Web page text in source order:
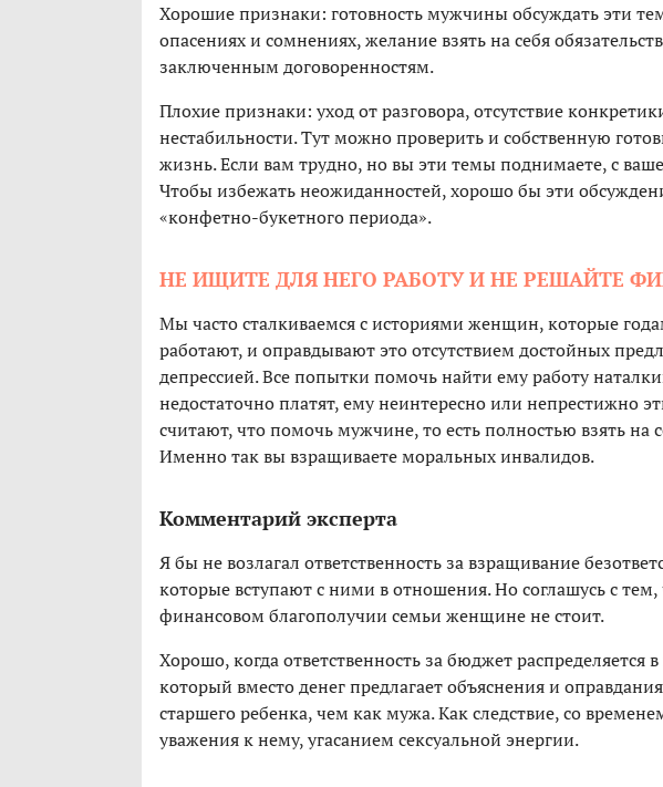
Хорошие признаки: готовность мужчины обсуждать эти
опасениях и сомнениях, желание взять на себя
заключенным договоренностям.
Плохие признаки: уход от разговора, отсутствие
нестабильности. Тут можно проверить и собственную
жизнь. Если вам трудно, но вы эти темы поднимаете, с
Чтобы избежать неожиданностей, хорошо бы эти
«конфетно-букетного периода».
НЕ ИЩИТЕ ДЛЯ НЕГО РАБОТУ И НЕ РЕШАЙТЕ
Мы часто сталкиваемся с историями женщин, которые
работают, и оправдывают это отсутствием достойных
депрессией. Все попытки помочь найти ему работу
недостаточно платят, ему неинтересно или непрестижно
считают, что помочь мужчине, то есть полностью взять на
Именно так вы взращиваете моральных инвалидов.
Комментарий эксперта
Я бы не возлагал ответственность за взращивание
которые вступают с ними в отношения. Но соглашусь с тем,
финансовом благополучии семьи женщинене стоит.
Хорошо, когда ответственность за бюджет
который вместо денег предлагает объяснения и
старшего ребенка, чем как мужа. Как следствие, со
уважения к нему, угасанием сексуальной энергии.